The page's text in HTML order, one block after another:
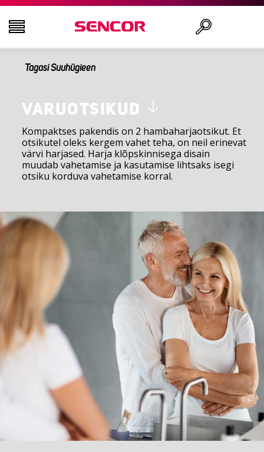
AUDIO - VIDEO
KÖÖK
MAJAPIDAMINE
ILU JA TERVIS
KONTOR JA KAABLID
Tagasi Suuhügieen
VARUOTSIKUD
Kompaktses pakendis on 2 hambaharjaotsikut. Et
otsikutel oleks kergem vahet teha, on neil erinevat
värvi harjased. Harja klõpskinnisega disain
muudab vahetamise ja kasutamise lihtsaks isegi
otsiku korduva vahetamise korral.